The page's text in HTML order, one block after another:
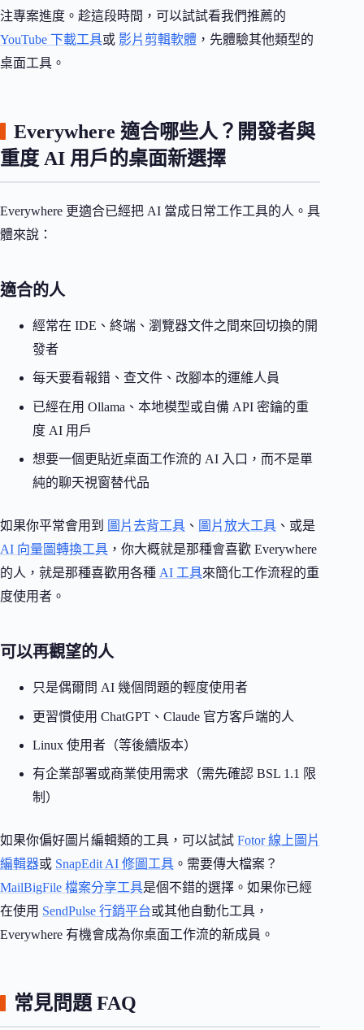
注專案進度。趁這段時間，可以試試看我們推薦的
YouTube 下載工具或 影片剪輯軟體 ，先體驗其他類型的
桌面工具。
Everywhere 適合哪些人？開發者與
重度 AI 用戶的桌面新選擇
Everywhere 更適合已經把 AI 當成日常工作工具的人。具
體來說：
適合的人
經常在 IDE、終端、瀏覽器文件之間來回切換的開
發者
每天要看報錯、查文件、改腳本的運維人員
已經在用 Ollama、本地模型或自備 API 密鑰的重
度 AI 用戶
想要一個更貼近桌面工作流的 AI 入口，而不是單
純的聊天視窗替代品
如果你平常會用到 圖片去背工具 、 圖片放大工具 、或是
AI 向量圖轉換工具 ，你大概就是那種會喜歡 Everywhere
的人，就是那種喜歡用各種 AI 工具來簡化工作流程的重
度使用者。
可以再觀望的人
只是偶爾問 AI 幾個問題的輕度使用者
更習慣使用 ChatGPT、Claude 官方客戶端的人
Linux 使用者（等後續版本）
有企業部署或商業使用需求（需先確認 BSL 1.1 限
制）
如果你偏好圖片編輯類的工具，可以試試 Fotor 線上圖片
編輯器或 SnapEdit AI 修圖工具 。需要傳大檔案？
MailBigFile 檔案分享工具是個不錯的選擇。如果你已經
在使用 SendPulse 行銷平台或其他自動化工具，
Everywhere 有機會成為你桌面工作流的新成員。
常見問題 FAQ